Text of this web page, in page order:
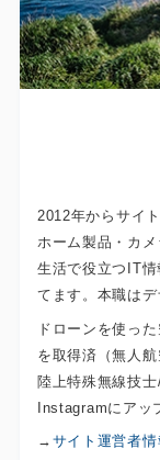
2012年からサイ
ホーム製品・カ
生活で役立つIT
てます。本職はデ
ドローンを使っ
を取得済（無人
陸上特殊無線技
Instagramにアッ
→ サイト運営者情